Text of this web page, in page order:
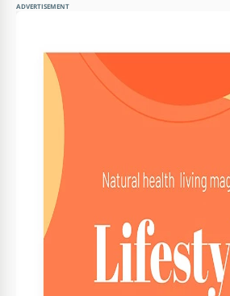
ADVERTISEMENT